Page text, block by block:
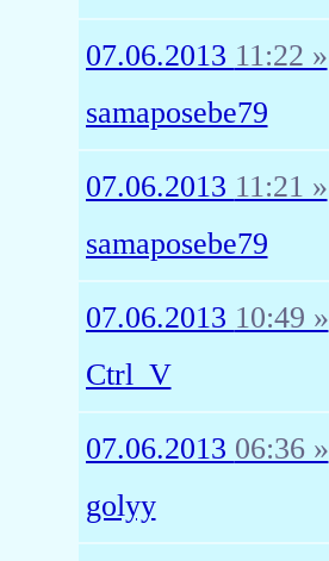
07.06.2013 11:22 »
samaposebe79
07.06.2013 11:21 »
samaposebe79
07.06.2013 10:49 »
Ctrl_V
07.06.2013 06:36 »
golyy